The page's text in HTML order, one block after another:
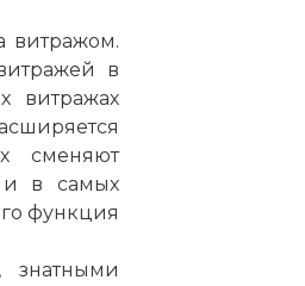
витражом.
в
витражах
сменяют
и в самых
функция